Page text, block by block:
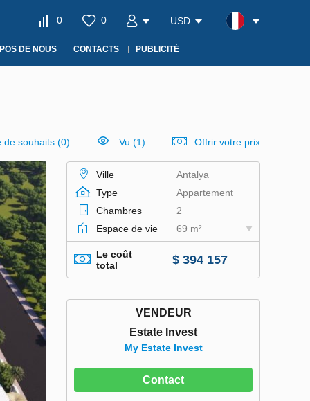
0 0 USD
DE NOUS CONTACTS PUBLICITÉ
de souhaits (0) Vu (1) Offrir votre prix
Ville
Antalya
Type
Appartement
Chambres
2
Espace de vie
69 m²
Le coût
total
$ 394 157
VENDEUR
Estate Invest
My Estate Invest
Contact